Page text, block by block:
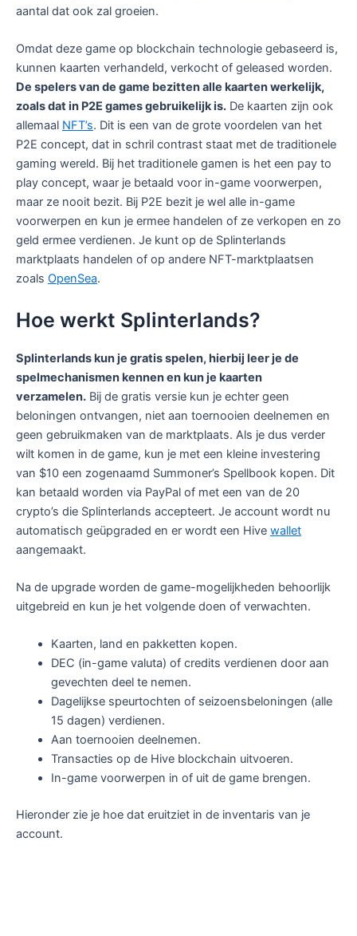
aantal dat ook zal groeien.
Omdat deze game op blockchain technologie gebaseerd is,
kunnen kaarten verhandeld, verkocht of geleased worden.
De spelers van de game bezitten alle kaarten werkelijk,
zoals dat in P2E games gebruikelijk is. De kaarten zijn ook
allemaal NFT’s. Dit is een van de grote voordelen van het
P2E concept, dat in schril contrast staat met de traditionele
gaming wereld. Bij het traditionele gamen is het een pay to
play concept, waar je betaald voor in-game voorwerpen,
maar ze nooit bezit. Bij P2E bezit je wel alle in-game
voorwerpen en kun je ermee handelen of ze verkopen en zo
geld ermee verdienen. Je kunt op de Splinterlands
marktplaats handelen of op andere NFT-marktplaatsen
zoals OpenSea.
Hoe werkt Splinterlands?
Splinterlands kun je gratis spelen, hierbij leer je de
spelmechanismen kennen en kun je kaarten
verzamelen. Bij de gratis versie kun je echter geen
beloningen ontvangen, niet aan toernooien deelnemen en
geen gebruikmaken van de marktplaats. Als je dus verder
wilt komen in de game, kun je met een kleine investering
van $10 een zogenaamd Summoner’s Spellbook kopen. Dit
kan betaald worden via PayPal of met een van de 20
crypto’s die Splinterlands accepteert. Je account wordt nu
automatisch geüpgraded en er wordt een Hive wallet
aangemaakt.
Na de upgrade worden de game-mogelijkheden behoorlijk
uitgebreid en kun je het volgende doen of verwachten.
Kaarten, land en pakketten kopen.
DEC (in-game valuta) of credits verdienen door aan
gevechten deel te nemen.
Dagelijkse speurtochten of seizoensbeloningen (alle
15 dagen) verdienen.
Aan toernooien deelnemen.
Transacties op de Hive blockchain uitvoeren.
In-game voorwerpen in of uit de game brengen.
Hieronder zie je hoe dat eruitziet in de inventaris van je
account.